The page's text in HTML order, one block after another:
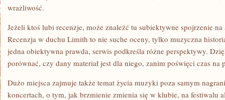
wrażliwość.
Jeżeli ktoś lubi recenzje, może znaleźć tu subiektywne spojrzenie
Recenzja w duchu Limith to nie suche oceny, tylko muzyczna
jedna obiektywna prawda, serwis podkreśla różne perspektywy.
porównać, czy dany materiał jest dla niego, zanim poświęci czas na
Dużo miejsca zajmuje także temat życia muzyki poza samym
koncertach, o tym, jak brzmienie zmienia się w klubie, na festiwalu